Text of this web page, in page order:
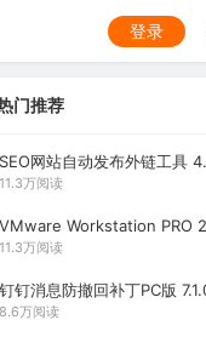
登录
门推荐
11.3万阅读
11.3万阅读
8.6万阅读